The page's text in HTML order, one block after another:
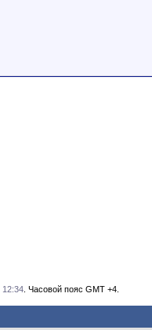
12:34 . Часовой пояс GMT +4.